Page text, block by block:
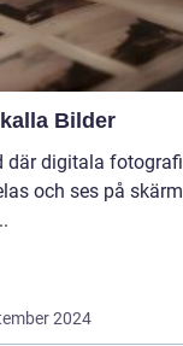
Bilder
där digitala
och ses på
2024